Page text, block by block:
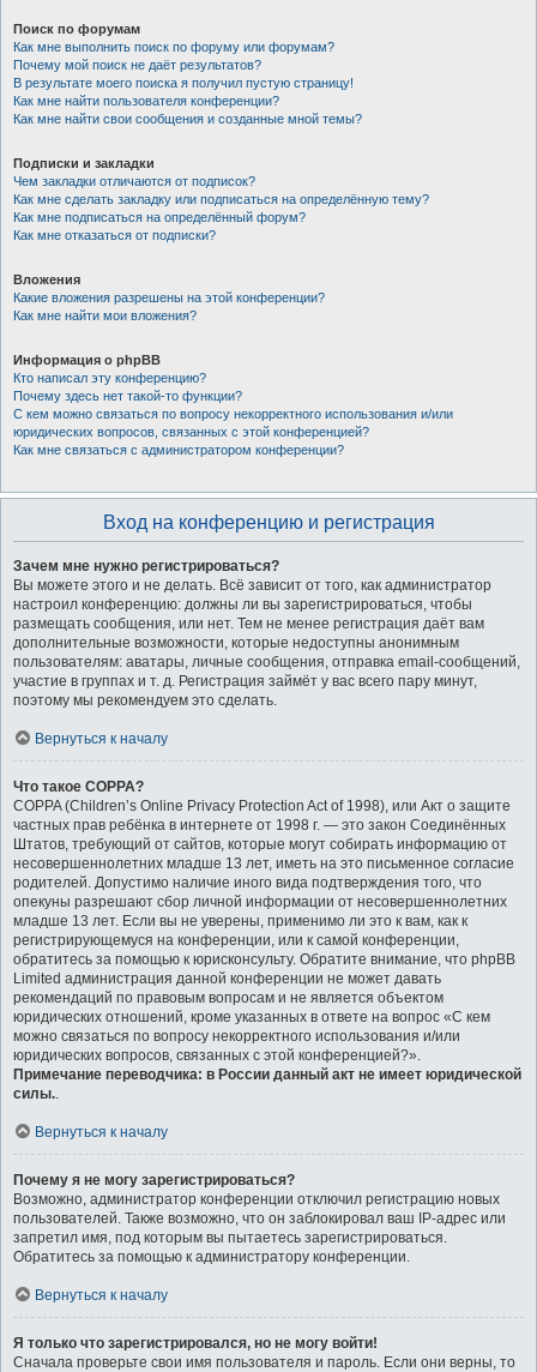
Поиск по форумам
Как мне выполнить поиск по форуму или форумам?
Почему мой поиск не даёт результатов?
В результате моего поиска я получил пустую страницу!
Как мне найти пользователя конференции?
Как мне найти свои сообщения и созданные мной темы?
Подписки и закладки
Чем закладки отличаются от подписок?
Как мне сделать закладку или подписаться на определённую тему?
Как мне подписаться на определённый форум?
Как мне отказаться от подписки?
Вложения
Какие вложения разрешены на этой конференции?
Как мне найти мои вложения?
Информация о phpBB
Кто написал эту конференцию?
Почему здесь нет такой-то функции?
С кем можно связаться по вопросу некорректного использования и/или
юридических вопросов, связанных с этой конференцией?
Как мне связаться с администратором конференции?
Вход на конференцию и регистрация
Зачем мне нужно регистрироваться?
Вы можете этого и не делать. Всё зависит от того, как администратор
настроил конференцию: должны ли вы зарегистрироваться, чтобы
размещать сообщения, или нет. Тем не менее регистрация даёт вам
дополнительные возможности, которые недоступны анонимным
пользователям: аватары, личные сообщения, отправка email-сообщений,
участие в группах и т. д. Регистрация займёт у вас всего пару минут,
поэтому мы рекомендуем это сделать.
Вернуться к началу
Что такое COPPA?
COPPA (Children’s Online Privacy Protection Act of 1998), или Акт о защите
частных прав ребёнка в интернете от 1998 г. — это закон Соединённых
Штатов, требующий от сайтов, которые могут собирать информацию от
несовершеннолетних младше 13 лет, иметь на это письменное согласие
родителей. Допустимо наличие иного вида подтверждения того, что
опекуны разрешают сбор личной информации от несовершеннолетних
младше 13 лет. Если вы не уверены, применимо ли это к вам, как к
регистрирующемуся на конференции, или к самой конференции,
обратитесь за помощью к юрисконсульту. Обратите внимание, что phpBB
Limited администрация данной конференции не может давать
рекомендаций по правовым вопросам и не является объектом
юридических отношений, кроме указанных в ответе на вопрос «С кем
можно связаться по вопросу некорректного использования и/или
юридических вопросов, связанных с этой конференцией?».
Примечание переводчика: в России данный акт не имеет юридической
силы..
Вернуться к началу
Почему я не могу зарегистрироваться?
Возможно, администратор конференции отключил регистрацию новых
пользователей. Также возможно, что он заблокировал ваш IP-адрес или
запретил имя, под которым вы пытаетесь зарегистрироваться.
Обратитесь за помощью к администратору конференции.
Вернуться к началу
Я только что зарегистрировался, но не могу войти!
Сначала проверьте свои имя пользователя и пароль. Если они верны, то